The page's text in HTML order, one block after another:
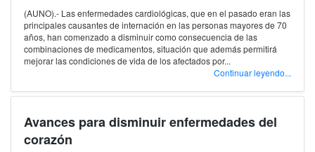
(AUNO).- Las enfermedades cardiológicas, que en el pasado eran las
principales causantes de internación en las personas mayores de 70
años, han comenzado a disminuir como consecuencia de las
combinaciones de medicamentos, situación que además permitirá
mejorar las condiciones de vida de los afectados por...
Continuar leyendo...
Avances para disminuir enfermedades del
corazón